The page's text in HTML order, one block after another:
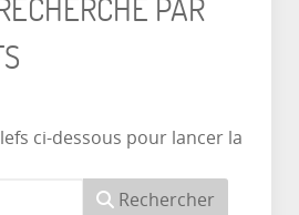
PAR
ci-dessous pour lancer la
Rechercher